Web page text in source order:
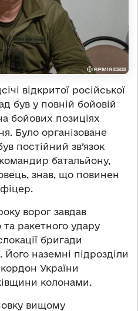
відкритої російської
був у повній бойовій
бойових позиціях
Було організоване
постійний зв’язок
батальйону,
знав, що повинен
ворог завдав
та ракетного удару
бригади
наземні підрозділи
України
колонами.
вищому